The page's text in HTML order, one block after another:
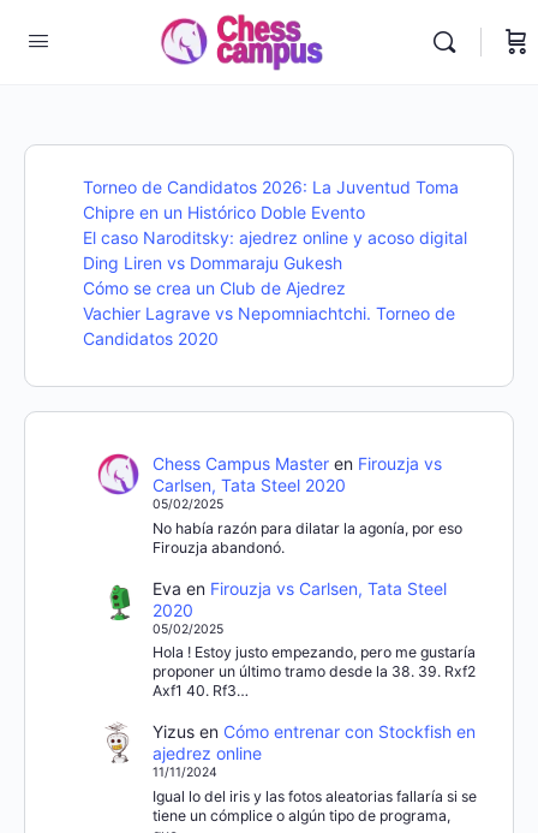
Torneo de Candidatos 2026: La Juventud Toma
Chipre en un Histórico Doble Evento
El caso Naroditsky: ajedrez online y acoso digital
Ding Liren vs Dommaraju Gukesh
Cómo se crea un Club de Ajedrez
Vachier Lagrave vs Nepomniachtchi. Torneo de
Candidatos 2020
Chess Campus Masteren Firouzja vs
Carlsen, Tata Steel 2020
05/02/2025
No había razón para dilatar la agonía, por eso
Firouzja abandonó.
Eva en Firouzja vs Carlsen, Tata Steel
2020
05/02/2025
Hola ! Estoy justo empezando, pero me gustaría
proponer un último tramo desde la 38. 39. Rxf2
Axf1 40. Rf3…
Yizusen Cómo entrenar con Stockfish en
ajedrez online
11/11/2024
Igual lo del iris y las fotos aleatorias fallaría si se
tiene un cómplice o algún tipo de programa,